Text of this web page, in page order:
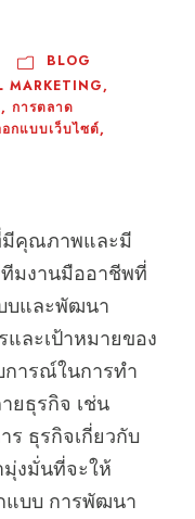
BLOG
MARKETING,
, การตลาด
อกแบบเว็บไซต์,
มีคุณภาพและมี
มงานมืออาชีพที่
บและพัฒนา
และเป้าหมายของ
ารณ์ในการทำ
ยธุรกิจ เช่น
ธุรกิจเกี่ยวกับ
มุ่งมั่นที่จะให้
แบบ การพัฒนา